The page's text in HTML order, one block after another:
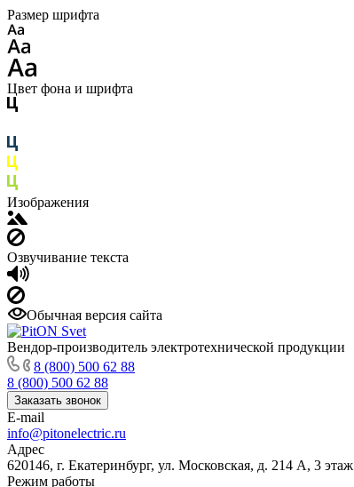
Размер шрифта
Цвет фона и шрифта
Изображения
Озвучивание текста
Обычная версия сайта
Вендор-производитель электротехнической продукции
8 (800) 500 62 88
8 (800) 500 62 88
Заказать звонок
E-mail
info@pitonelectric.ru
Адрес
620146, г. Екатеринбург, ул. Московская, д. 214 А, 3 этаж
Режим работы